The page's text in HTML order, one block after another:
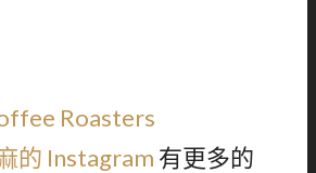
Roasters
的 Instagram 有更多的